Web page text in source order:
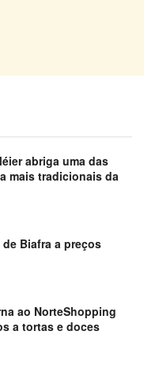
abriga uma das
mais tradicionais da
Biafra a preços
ao NorteShopping
a tortas e doces